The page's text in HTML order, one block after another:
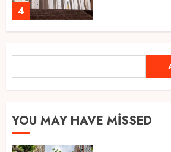
4
Ramazan Ayı
Atmosfer ve
YOU MAY HAVE MISSED